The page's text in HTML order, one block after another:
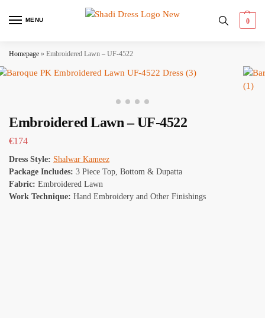
MENU 0
Homepage » Embroidered Lawn – UF-4522
Embroidered Lawn – UF-4522
€174
Dress Style: Shalwar Kameez
Package Includes: 3 Piece Top, Bottom & Dupatta
Fabric: Embroidered Lawn
Work Technique: Hand Embroidery and Other Finishings